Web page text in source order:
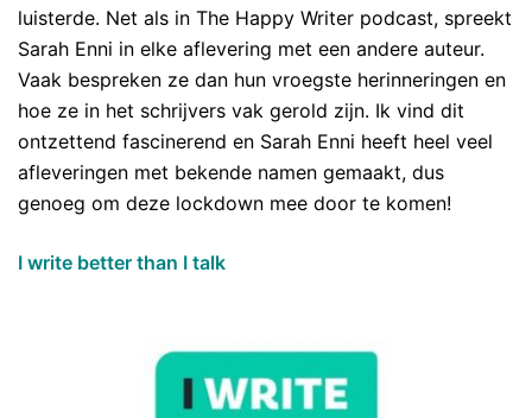
luisterde. Net als in The Happy Writer podcast, spreekt
Sarah Enni in elke aflevering met een andere auteur.
Vaak bespreken ze dan hun vroegste herinneringen en
hoe ze in het schrijvers vak gerold zijn. Ik vind dit
ontzettend fascinerend en Sarah Enni heeft heel veel
afleveringen met bekende namen gemaakt, dus
genoeg om deze lockdown mee door te komen!
I write better than I talk